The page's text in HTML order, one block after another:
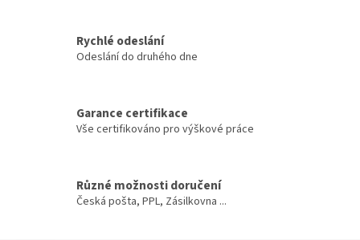
Rychlé odeslání
Odeslání do druhého dne
Garance certifikace
Vše certifikováno pro výškové práce
Různé možnosti doručení
Česká pošta, PPL, Zásilkovna ...